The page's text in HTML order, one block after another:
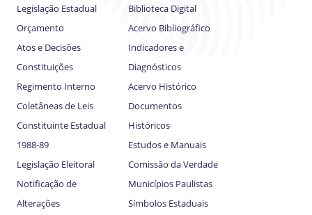
Legislação Estadual
Orçamento
Atos e Decisões
Constituições
Regimento Interno
Coletâneas de Leis
Constituinte Estadual
1988-89
Legislação Eleitoral
Notificação de
Alterações
Biblioteca Digital
Acervo Bibliográfico
Indicadores e
Diagnósticos
Acervo Histórico
Documentos
Históricos
Estudos e Manuais
Comissão da Verdade
Municípios Paulistas
Símbolos Estaduais